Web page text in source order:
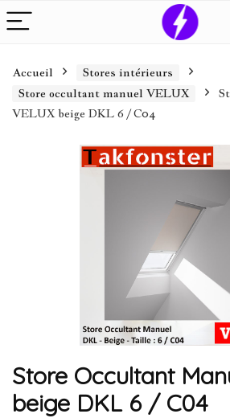
Accueil
Stores intérieurs
Store occultant manuel VELUX
VELUX beige DKL 6 / C04
Store Occultant
beige DKL 6 / C04